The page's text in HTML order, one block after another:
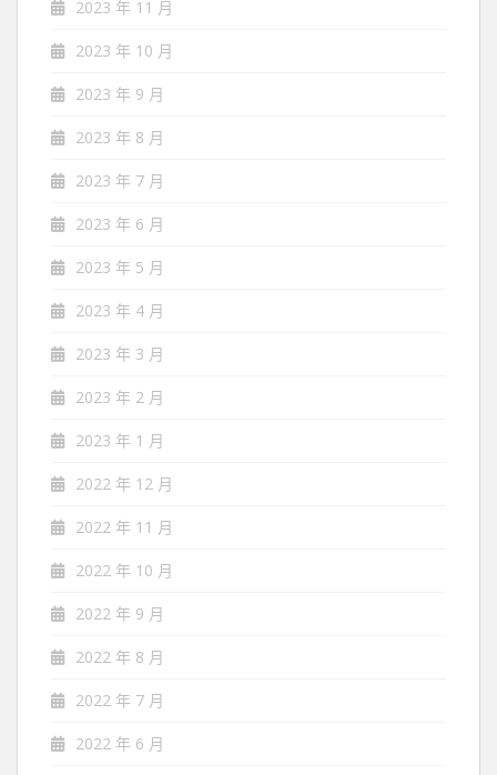
2023 年 11 月
2023 年 10 月
2023 年 9 月
2023 年 8 月
2023 年 7 月
2023 年 6 月
2023 年 5 月
2023 年 4 月
2023 年 3 月
2023 年 2 月
2023 年 1 月
2022 年 12 月
2022 年 11 月
2022 年 10 月
2022 年 9 月
2022 年 8 月
2022 年 7 月
2022 年 6 月